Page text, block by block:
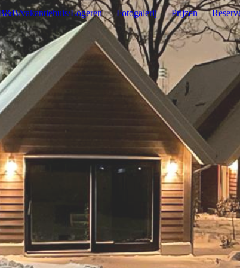
vakantiehuis/Logeren Fotogalerij Prijzen